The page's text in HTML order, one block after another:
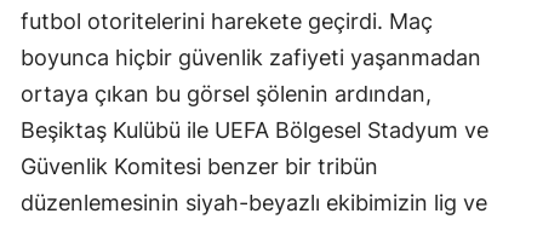
futbol otoritelerini harekete geçirdi. Maç
boyunca hiçbir güvenlik zafiyeti yaşanmadan
ortaya çıkan bu görsel şölenin ardından,
Beşiktaş Kulübü ile UEFA Bölgesel Stadyum ve
Güvenlik Komitesi benzer bir tribün
düzenlemesinin siyah-beyazlı ekibimizin lig ve